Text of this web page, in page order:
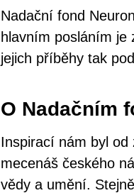
Nadační fond
hlavním posláním je
jejich příběhy tak
O Nadačním
Inspirací nám byl od
mecenáš českého
vědy a umění.